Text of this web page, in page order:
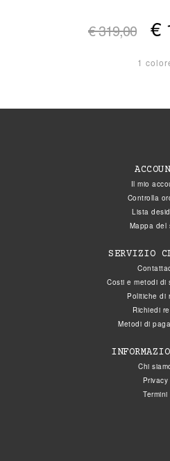
€ 319,00 €
1
Il mio
Controlla
Lista
Mappa del
SERVIZIO
Costi e metodi di
Politiche di
Richiedi
Metodi di
Chi
Privacy
Termini